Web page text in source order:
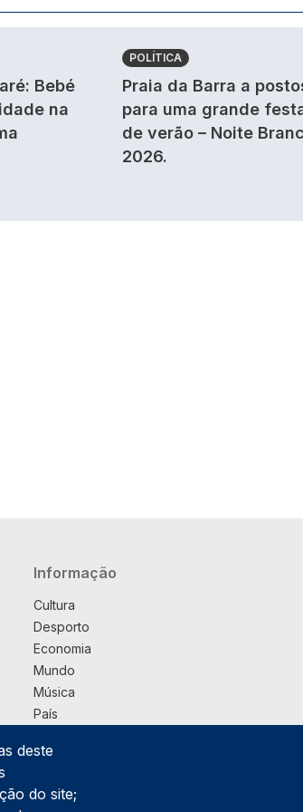
Bebé
na
POLÍTICA
Praia da Barra a
para uma grande
de verão – Noite
2026.
Navegação principal
Informação
Cultura
Desporto
Economia
Mundo
Música
País
Praça
Saúde
deste
do site;